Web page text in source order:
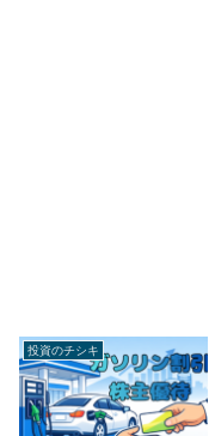
投資のチシキ